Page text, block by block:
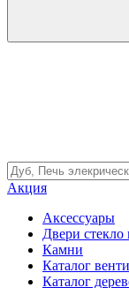
Акция
Аксессуары
Двери стекло
Камни
Каталог
Каталог